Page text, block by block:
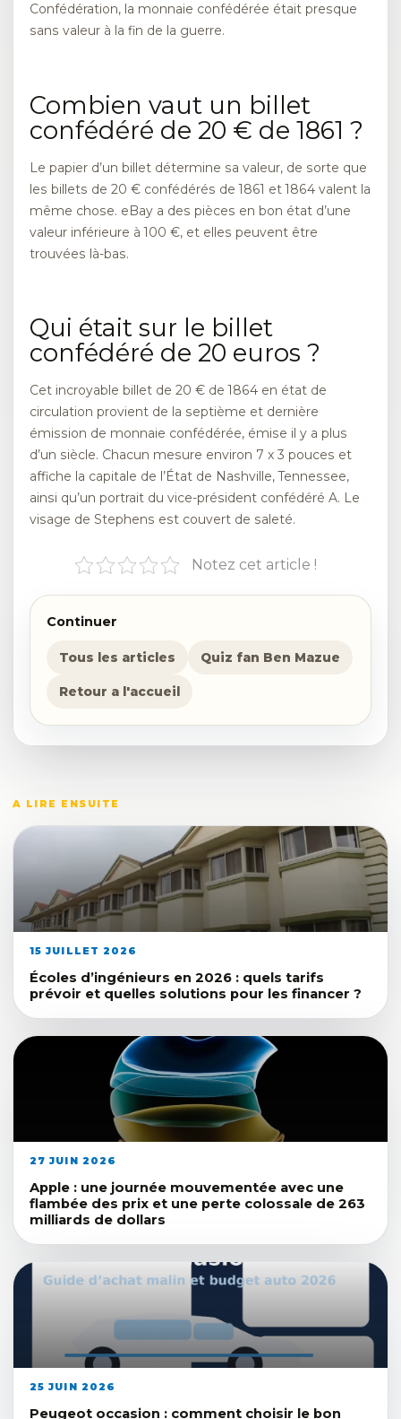
Confédération, la monnaie confédérée était presque
sans valeur à la fin de la guerre.
Combien vaut un billet
confédéré de 20 € de 1861 ?
Le papier d’un billet détermine sa valeur, de sorte que
les billets de 20 € confédérés de 1861 et 1864 valent la
même chose. eBay a des pièces en bon état d’une
valeur inférieure à 100 €, et elles peuvent être
trouvées là-bas.
Qui était sur le billet
confédéré de 20 euros ?
Cet incroyable billet de 20 € de 1864 en état de
circulation provient de la septième et dernière
émission de monnaie confédérée, émise il y a plus
d’un siècle. Chacun mesure environ 7 x 3 pouces et
affiche la capitale de l’État de Nashville, Tennessee,
ainsi qu’un portrait du vice-président confédéré A. Le
visage de Stephens est couvert de saleté.
Notez cet article !
Continuer
Tous les articles Quiz fan Ben Mazue
Retour a l'accueil
A LIRE ENSUITE
15 JUILLET 2026
Écoles d’ingénieurs en 2026 : quels tarifs
prévoir et quelles solutions pour les financer ?
27 JUIN 2026
Apple : une journée mouvementée avec une
flambée des prix et une perte colossale de 263
milliards de dollars
25 JUIN 2026
Peugeot occasion : comment choisir le bon